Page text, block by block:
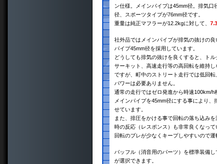
ン仕様。メインパイプは45mm径。排気
径、スポーツタイプが76mm径です。
重量は純正マフラーが12.2kgに対して、
社外品ではメインパイプが排気の抜けの
パイプ45mm径を採用しています。
どうしても排気の抜けを良くすると、ト
サーキット、高速走行等の高回転を維持
ですが、町中のストリート走行では低回
パワーは必要ありません。
通常の走行ではゼロ発進から時速100km/
メインパイプを45mm径にする事により
せています。
また、排圧をかける事で回転の落ち込み
時の反応（レスポンス）も非常良くなって
回転のブレが少なくキープしやすいので
バッフル（消音用のパーツ）を標準装備
が選択できます。